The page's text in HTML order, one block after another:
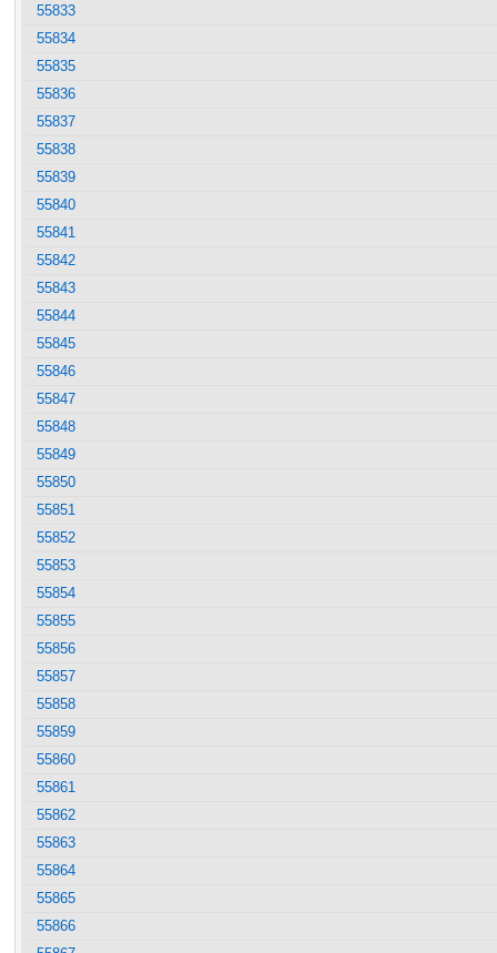
55833
55834
55835
55836
55837
55838
55839
55840
55841
55842
55843
55844
55845
55846
55847
55848
55849
55850
55851
55852
55853
55854
55855
55856
55857
55858
55859
55860
55861
55862
55863
55864
55865
55866